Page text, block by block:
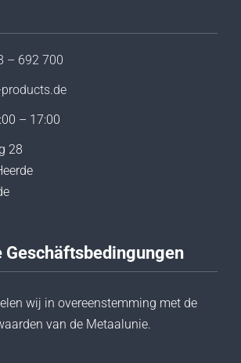
– 692 700
– 17:00
28
wij in overeenstemming met de
van de Metaalunie.